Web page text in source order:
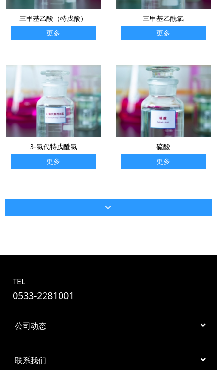
三甲基乙酸（特戊酸）
更多
三甲基乙酰氯
更多
3-氯代特戊酰氯
更多
硫酸
更多
TEL
0533-2281001
公司动态
联系我们